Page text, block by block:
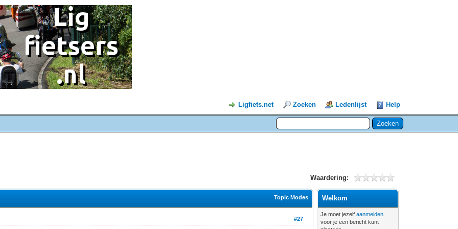
Ligfiets.net Zoeken Ledenlijst Help
Waardering:
Topic Modes
#27
Welkom
Je moet jezelfaanmelden
voor je een bericht kunt